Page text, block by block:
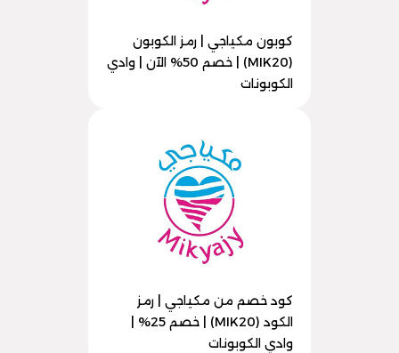
كوبون مكياجي | رمز الكوبون
(MIK20) | خصم 50% الآن | وادي
الكوبونات
كود خصم من مكياجي | رمز
الكود (MIK20) | خصم 25% |
وادي الكوبونات